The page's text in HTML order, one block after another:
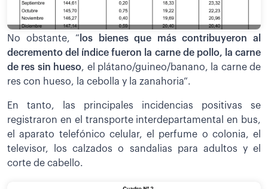
No obstante, “ los bienes que más contribuyeron al
decremento del índice fueron la carne de pollo, la carne
de res sin hueso, el plátano/guineo/banano, la carne de
res con hueso, la cebolla y la zanahoria”.
En tanto, las principales incidencias positivas se
registraron en el transporte interdepartamental en bus,
el aparato telefónico celular, el perfume o colonia, el
televisor, los calzados o sandalias para adultos y el
corte de cabello.